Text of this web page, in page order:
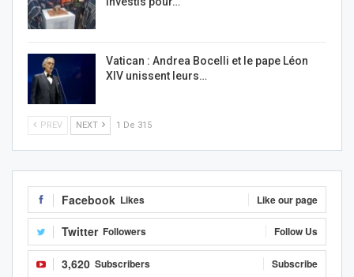
Vatican : Andrea Bocelli et le pape Léon
XIV unissent leurs…
PREV NEXT 1 De 315
Facebook Likes Like our page
Twitter Followers Follow Us
3,620 Subscribers Subscribe